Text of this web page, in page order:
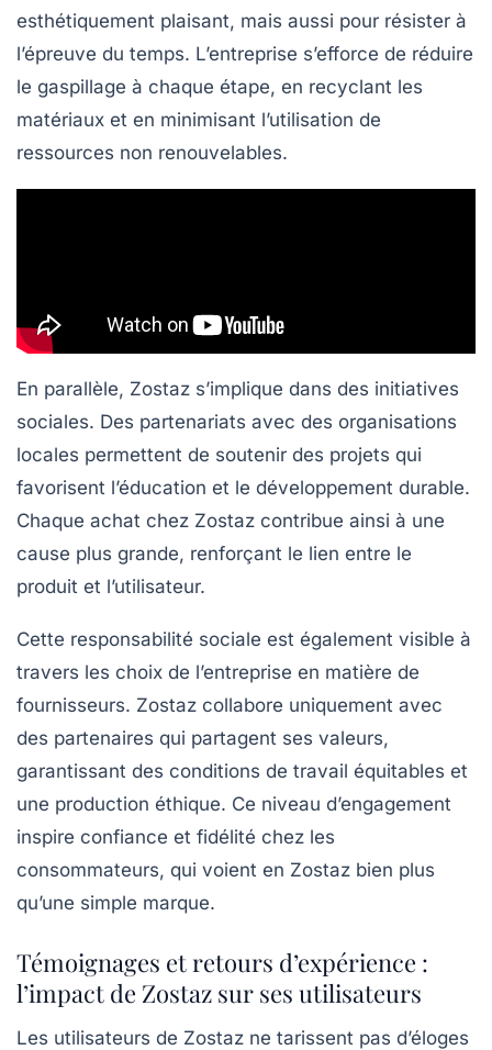
esthétiquement plaisant, mais aussi pour résister à
l’épreuve du temps. L’entreprise s’efforce de réduire
le gaspillage à chaque étape, en recyclant les
matériaux et en minimisant l’utilisation de
ressources non renouvelables.
En parallèle, Zostaz s’implique dans des initiatives
sociales. Des partenariats avec des organisations
locales permettent de soutenir des projets qui
favorisent l’éducation et le développement durable.
Chaque achat chez Zostaz contribue ainsi à une
cause plus grande, renforçant le lien entre le
produit et l’utilisateur.
Cette responsabilité sociale est également visible à
travers les choix de l’entreprise en matière de
fournisseurs. Zostaz collabore uniquement avec
des partenaires qui partagent ses valeurs,
garantissant des conditions de travail équitables et
une production éthique. Ce niveau d’engagement
inspire confiance et fidélité chez les
consommateurs, qui voient en Zostaz bien plus
qu’une simple marque.
Témoignages et retours d’expérience :
l’impact de Zostaz sur ses utilisateurs
Les utilisateurs de Zostaz ne tarissent pas d’éloges